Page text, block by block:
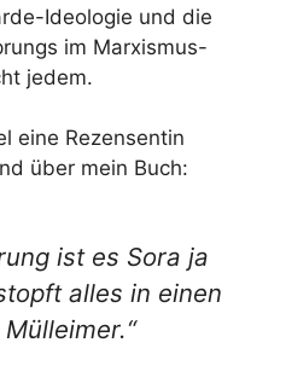
Ideologie und die
im Marxismus-
jedem.
eine Rezensentin
über mein Buch:
ist es Sora ja
alles in einen